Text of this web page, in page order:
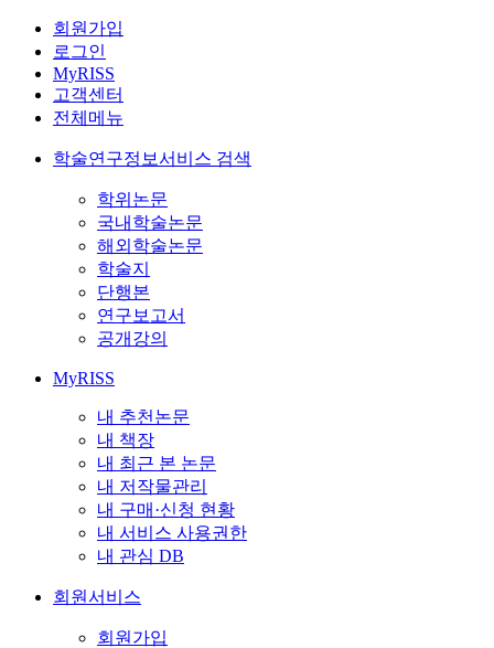
회원가입
로그인
MyRISS
고객센터
전체메뉴
학술연구정보서비스 검색
학위논문
국내학술논문
해외학술논문
학술지
단행본
연구보고서
공개강의
MyRISS
내 추천논문
내 책장
내 최근 본 논문
내 저작물관리
내 구매·신청 현황
내 서비스 사용권한
내 관심 DB
회원서비스
회원가입